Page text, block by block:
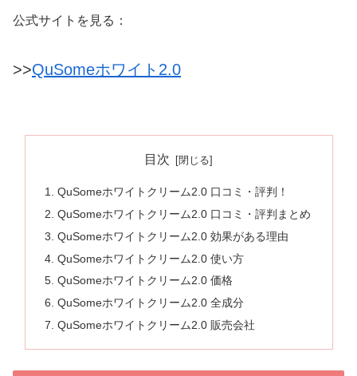
公式サイトを見る：
>>QuSomeホワイト2.0
目次
QuSomeホワイトクリーム2.0 口コミ・評判！
QuSomeホワイトクリーム2.0 口コミ・評判まとめ
QuSomeホワイトクリーム2.0 効果がある理由
QuSomeホワイトクリーム2.0 使い方
QuSomeホワイトクリーム2.0 価格
QuSomeホワイトクリーム2.0 全成分
QuSomeホワイトクリーム2.0 販売会社